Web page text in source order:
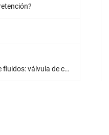
El héroe del sistema de control de fluidos: válvula de compuerta